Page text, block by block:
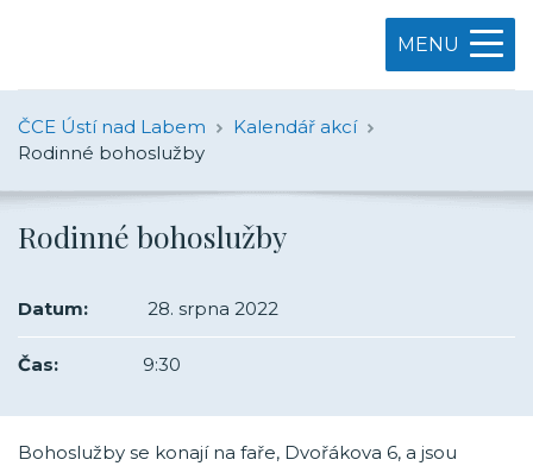
MENU
ČCE Ústí nad Labem
Kalendář akcí
Rodinné bohoslužby
Rodinné bohoslužby
Datum: 28. srpna 2022
Čas: 9:30
Bohoslužby se konají na faře, Dvořákova 6, a jsou